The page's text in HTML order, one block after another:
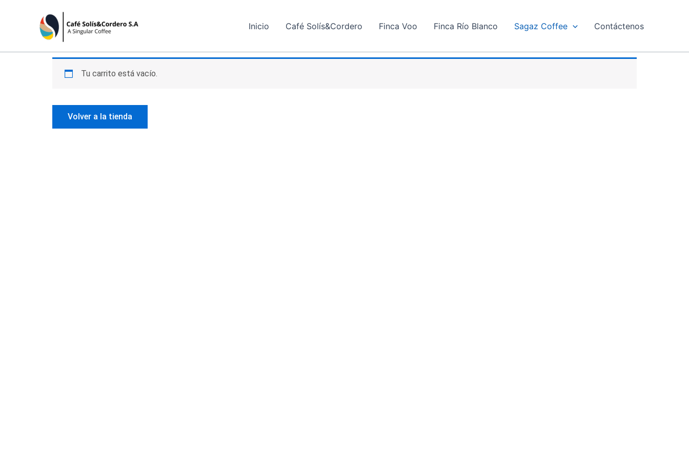
Inicio Café Solís&Cordero Finca Voo Finca Río Blanco Sagaz Coffee Contáctenos
Tu carrito está vacío.
Volver a la tienda